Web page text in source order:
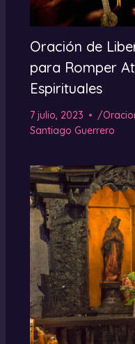
Oración de
para Romper
Espirituales
7 julio, 2023 /
Santiago Guerrero